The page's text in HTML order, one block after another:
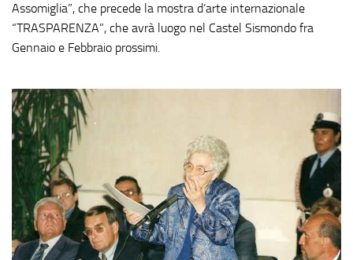
Assomiglia”, che precede la mostra d’arte internazionale
“TRASPARENZA”, che avrà luogo nel Castel Sismondo fra
Gennaio e Febbraio prossimi.